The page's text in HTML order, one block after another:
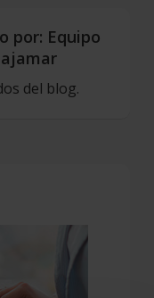
por: Equipo
del blog.